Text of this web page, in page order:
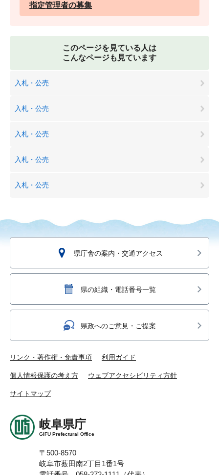
指定管理者の募集
このページを見ている人は
こんなページも見ています
入札・公売
入札・公売
入札・公売
入札・公売
入札・公売
県庁舎の案内・交通アクセス
県の組織・電話番号一覧
県政へのご意見・ご提案
リンク・著作権・免責事項 利用ガイド
個人情報保護の考え方 ウェブアクセシビリティ方針
サイトマップ
岐阜県庁
GIFU Prefectural Office
〒500-8570
岐阜市薮田南2丁目1番1号